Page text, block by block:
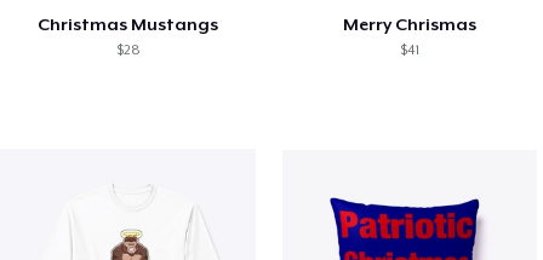
Christmas Mustangs
$28
Merry Chrismas
$41